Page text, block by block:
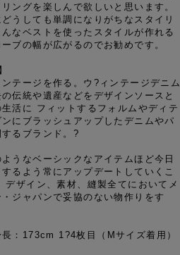
ングを楽しんで欲しいと思います。
うしても単調になりがちなスタイリ
んなベストを使ったスタイルが作れる
ブの幅が広がるのでお勧めです。
テージを作る。ウ?ィンテージデニム
伝統や遺産などをデザインソースと
生活に フィットするフォルムやディテ
にブラッシュアップしたデニムやパ
するブランド。?
うなベーシックなアイテムほど今日
るよう常にアップデートしていくこ
デザイン、素材、縫製全てにおいてメ
ジャパンで妥協のない物作りをす
：173cm 1?4枚目（Mサイズ着用）